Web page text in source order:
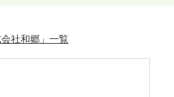
会社和郷」